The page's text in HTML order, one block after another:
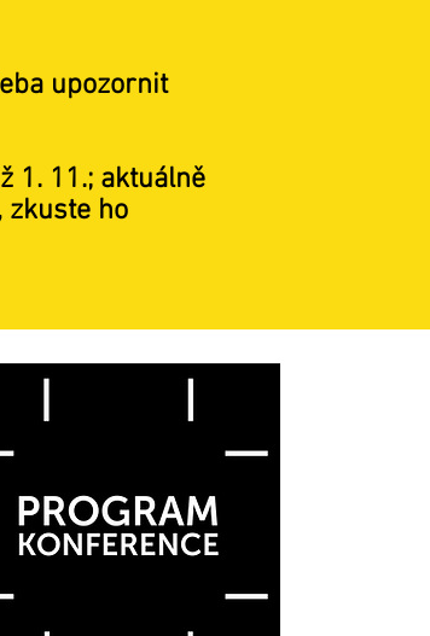
upozornit
1. 11.; aktuálně
zkuste ho